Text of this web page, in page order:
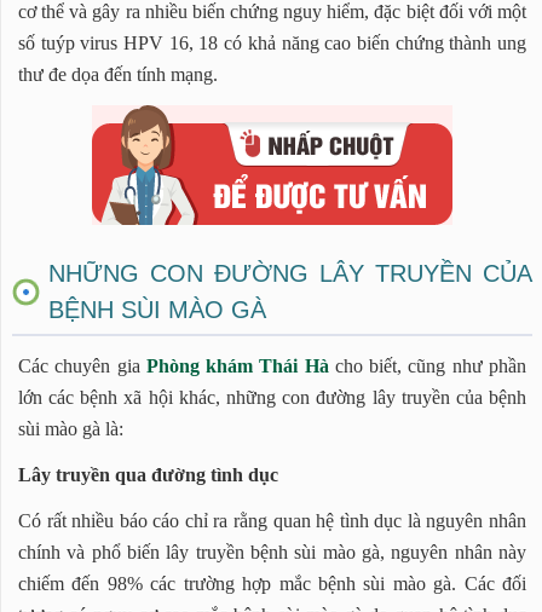
cơ thể và gây ra nhiều biến chứng nguy hiểm, đặc biệt đối với một
số tuýp virus HPV 16, 18 có khả năng cao biến chứng thành ung
thư đe dọa đến tính mạng.
NHỮNG CON ĐƯỜNG LÂY TRUYỀN CỦA
BỆNH SÙI MÀO GÀ
Các chuyên gia Phòng khám Thái Hà cho biết, cũng như phần
lớn các bệnh xã hội khác, những con đường lây truyền của bệnh
sùi mào gà là:
Lây truyền qua đường tình dục
Có rất nhiều báo cáo chỉ ra rằng quan hệ tình dục là nguyên nhân
chính và phổ biến lây truyền bệnh sùi mào gà, nguyên nhân này
chiếm đến 98% các trường hợp mắc bệnh sùi mào gà. Các đối